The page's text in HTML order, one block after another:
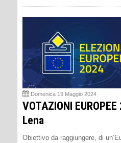
Domenica 19 Maggio 2024
VOTAZIONI
Lena
Obiettivo da raggiungere, di